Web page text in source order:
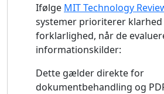
Ifølge MIT Technology
systemer prioriterer klarhed
forklarlighed, når de
informationskilder:
Dette gælder direkte for
dokumentbehandling og